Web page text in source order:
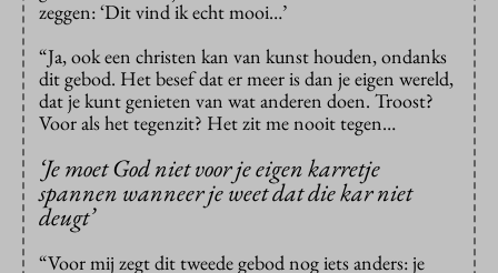
zeggen: ‘Dit vind ik echt mooi…’
“Ja, ook een christen kan van kunst houden, ondanks
dit gebod. Het besef dat er meer is dan je eigen wereld,
dat je kunt genieten van wat anderen doen. Troost?
Voor als het tegenzit? Het zit me nooit tegen…
‘Je moet God niet voor je eigen karretje
spannen wanneer je weet dat die kar niet
deugt’
“Voor mij zegt dit tweede gebod nog iets anders: je